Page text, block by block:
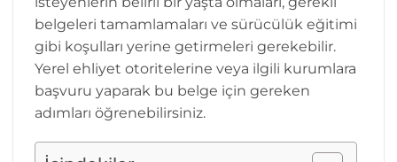
belgeleri tamamlamaları ve sürücülük eğitimi
gibi koşulları yerine getirmeleri gerekebilir.
Yerel ehliyet otoritelerine veya ilgili kurumlara
başvuru yaparak bu belge için gereken
adımları öğrenebilirsiniz.